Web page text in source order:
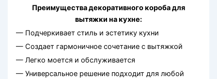
Преимущества декоративного короба для
вытяжки на кухне:
— Подчеркивает стиль и эстетику кухни
— Создает гармоничное сочетание с вытяжкой
— Легко моется и обслуживается
— Универсальное решение подходит для любой